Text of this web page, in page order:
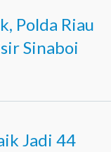
Polda Riau
Sinaboi
Jadi 44